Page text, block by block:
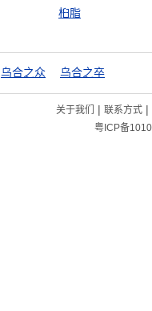
桕脂
乌合之众 乌合之卒
关于我们 | 联系方式|
粤ICP备